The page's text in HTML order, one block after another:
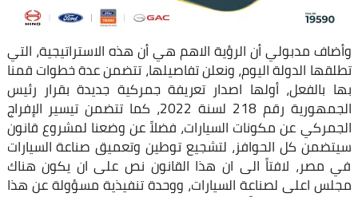
وأضاف مدبولي أن الرؤية الاهم هي أن هذه الاستراتيجية، التي
تطلقها الدولة اليوم، ونعلن تفاصيلها، تتضمن عدة خطوات قمنا
بها بالفعل، أولها اصدار تعريفة جمركية جديدة بقرار رئيس
الجمهورية رقم 218 لسنة 2022، كما تتضمن تيسير الإفراج
الجمركي عن مكونات السيارات، فضلاً عن وضعنا لمشروع قانون
سيتضمن كل الحوافز، لتشجيع توطين وتعميق صناعة السيارات
في مصر، لافتاً الى ان هذا القانون نص على ان يكون هناك
مجلس اعلى لصناعة السيارات، ووحدة تنفيذية مسؤولة عن هذا